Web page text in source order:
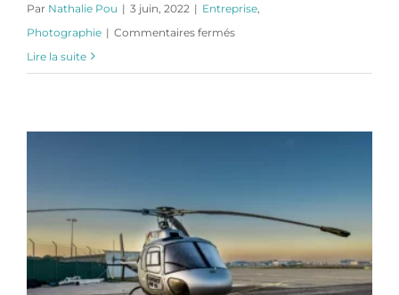
Par Nathalie Pou | 3 juin, 2022 | Entreprise
Photographie | Commentaires ferméssur
apéro
Lire la suite